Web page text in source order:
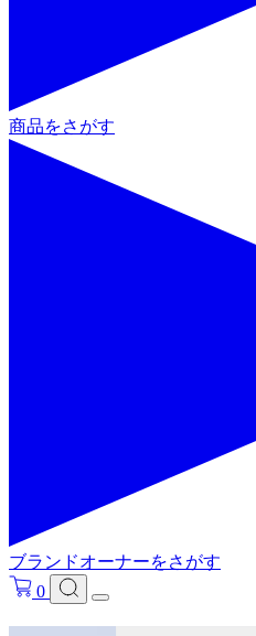
商品をさがす
ブランドオーナーをさがす
0